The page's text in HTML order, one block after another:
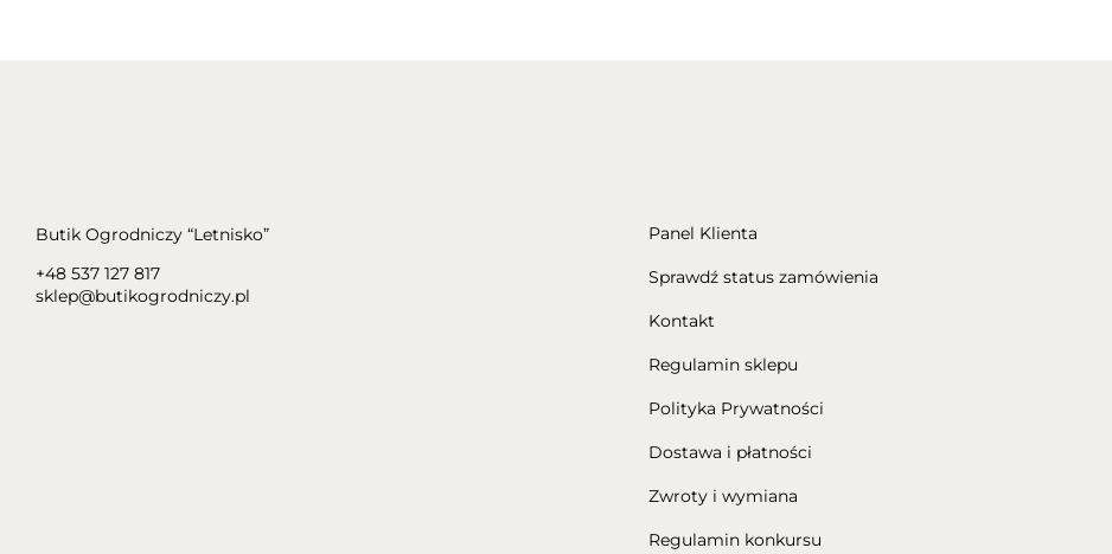
Butik Ogrodniczy “Letnisko”
+48 537 127 817
sklep@butikogrodniczy.pl
Panel Klienta
Sprawdź status zamówienia
Kontakt
Regulamin sklepu
Polityka Prywatności
Dostawa i płatności
Zwroty i wymiana
Regulamin konkursu